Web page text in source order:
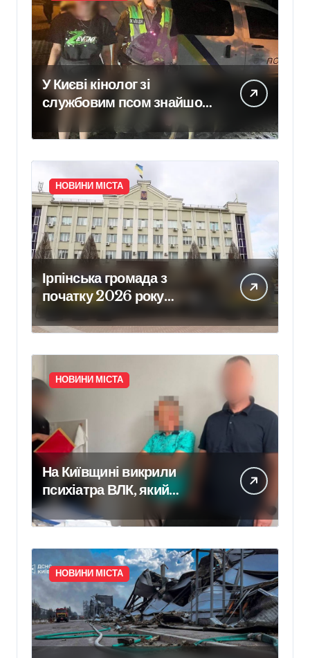
У Києві кінолог зі
службовим псом знайшов
НОВИНИ МІСТА
Ірпінська громада з
початку 2026 року
забезпечила армію 640
одиницями техніки
НОВИНИ МІСТА
На Київщині викрили
психіатра ВЛК, який
отримав $2000 за
фіктивний діагноз
НОВИНИ МІСТА